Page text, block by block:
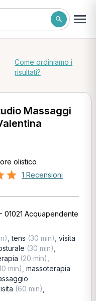
Come ordiniamo i
risultati?
Massaggi
olistico
1 Recensioni
01021 Acquapendente
,tens (30 min) visita
(30 min)
(20 min)
min) massoterapia
(60 min)